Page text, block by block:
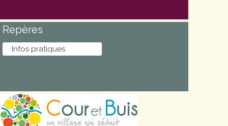
Repères
Infos pratiques